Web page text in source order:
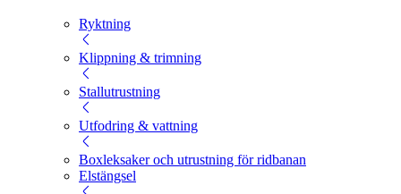
Ryktning
Klippning & trimning
Stallutrustning
Utfodring & vattning
Boxleksaker och utrustning för ridbanan
Elstängsel